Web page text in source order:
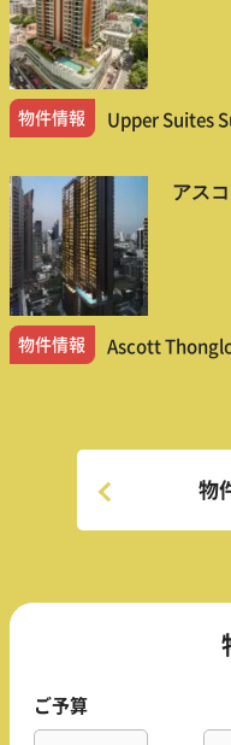
物件情報 Upper Suites
アス
物件情報 Ascott
物
ご予算